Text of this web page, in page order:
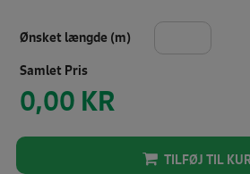
Ønsket længde (m)
Pris
TILFØJ TIL